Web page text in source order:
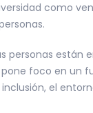
como
personas están
foco en un
el